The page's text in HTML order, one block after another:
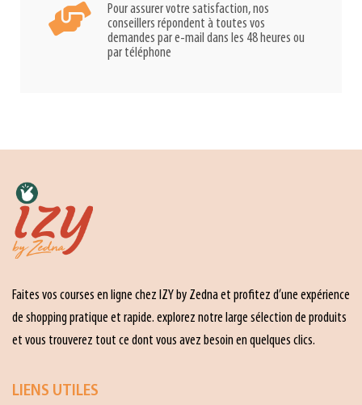
Pour assurer votre satisfaction, nos
conseillers répondent à toutes vos
demandes par e-mail dans les 48 heures ou
par téléphone
Faites vos courses en ligne chez IZY by Zedna et profitez d’une expérience
de shopping pratique et rapide. explorez notre large sélection de produits
et vous trouverez tout ce dont vous avez besoin en quelques clics.
LIENS UTILES